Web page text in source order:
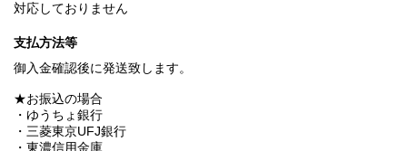
対応しておりません
支払方法等
御入金確認後に発送致します。
★お振込の場合
・ゆうちょ銀行
・三菱東京UFJ銀行
・東濃信用金庫